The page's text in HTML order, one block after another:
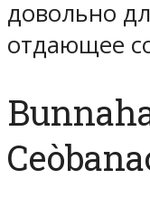
довольно
отдающее